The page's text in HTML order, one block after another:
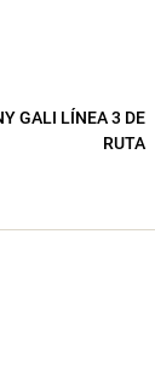
GALI LÍNEA 3 DE
RUTA